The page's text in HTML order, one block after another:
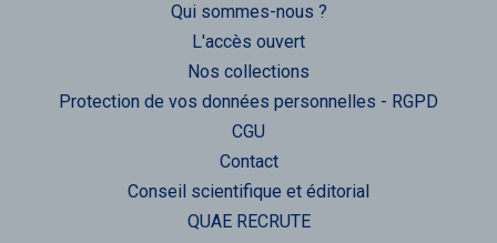
Qui sommes-nous ?
L'accès ouvert
Nos collections
Protection de vos données personnelles - RGPD
CGU
Contact
Conseil scientifique et éditorial
QUAE RECRUTE